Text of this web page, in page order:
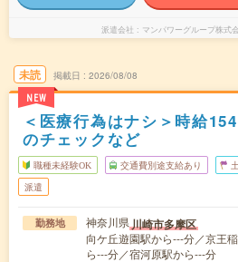
派遣会社 マンパワーグループ株
未読
NEW
掲載日 2026/08/08
＜医療行為はナシ＞時給
のチェックなど
職種未経験OK 交通費別途支給あり
派遣
勤務地 神奈川県川崎市多摩区
向ケ丘遊園駅から---分／京王
ら---分／宿河原駅から---分